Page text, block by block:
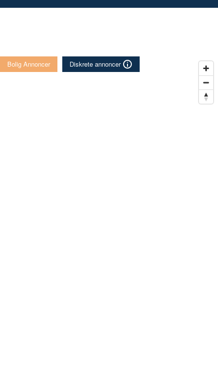
Bolig Annoncer Diskrete annoncer